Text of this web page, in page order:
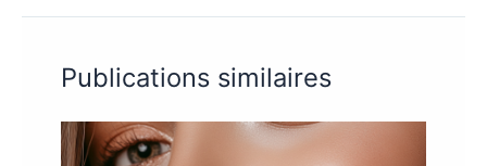
Publications similaires